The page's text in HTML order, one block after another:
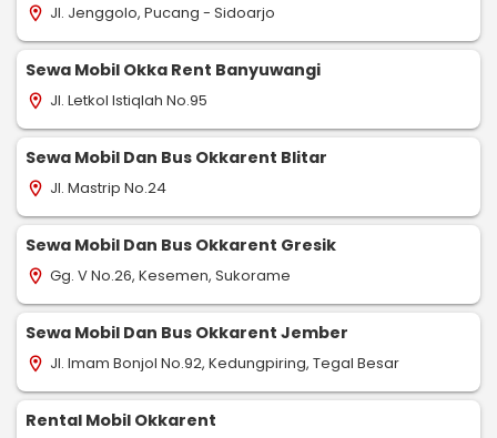
location_on Jl. Jenggolo, Pucang - Sidoarjo
Sewa Mobil Okka Rent Banyuwangi
location_on Jl. Letkol Istiqlah No.95
Sewa Mobil Dan Bus Okkarent Blitar
location_on Jl. Mastrip No.24
Sewa Mobil Dan Bus Okkarent Gresik
location_on Gg. V No.26, Kesemen, Sukorame
Sewa Mobil Dan Bus Okkarent Jember
location_on Jl. Imam Bonjol No.92, Kedungpiring, Tegal Besar
Rental Mobil Okkarent